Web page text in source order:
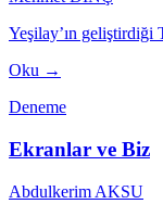
Yeşilay’ın geliştirdiği
Oku →
Deneme
Ekranlar ve Biz
Abdulkerim AKSU